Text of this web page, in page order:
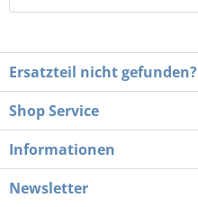
Ersatzteil nicht gefunden?
Shop Service
Informationen
Newsletter